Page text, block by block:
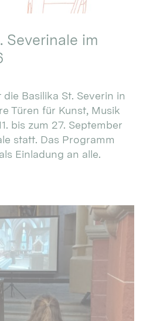
Severinale im
Basilika St. Severin in
Türen für Kunst, Musik
bis zum 27. September
statt. Das Programm
Einladung an alle.